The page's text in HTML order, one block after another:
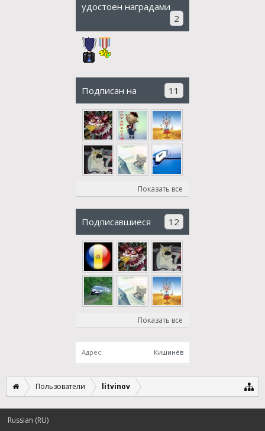
удостоен наградами
2
Подписан на 11
Показать все
Подписавшиеся 12
Показать все
Адрес: Кишинёв
Пользователи litvinov
Russian (RU)